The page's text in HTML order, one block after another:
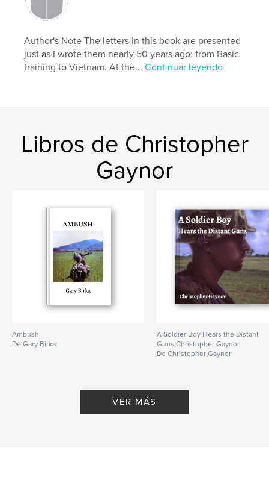
Author's Note The letters in this book are presented
just as I wrote them nearly 50 years ago: from Basic
training to Vietnam. At the...Continuar leyendo
Libros de Christopher
Gaynor
Ambush
De Gary Birka
A Soldier Boy Hears the Distant
Guns Christopher Gaynor
De Christopher Gaynor
VER MÁS